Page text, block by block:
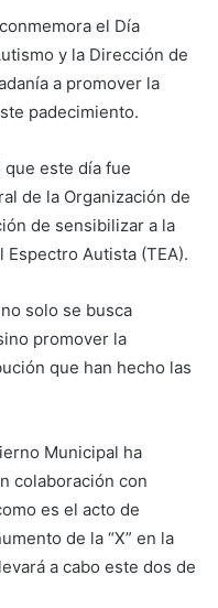
el Día
y la Dirección de
a promover la
padecimiento.
este día fue
de la Organización de
de sensibilizar a la
Autista (TEA).
solo se busca
promover la
que han hecho las
Municipal ha
colaboración con
es el acto de
de la “X” en la
a cabo este dos de